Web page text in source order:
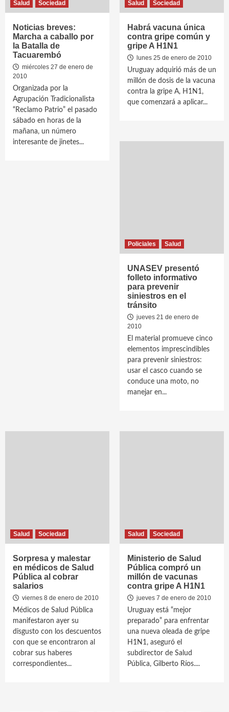
Salud Sociedad
Noticias breves:
Marcha a caballo por
la Batalla de
Tacuarembó
miércoles 27 de enero de
2010
Organizada por la
Agrupación Tradicionalista
“Reclamo Patrio” el pasado
sábado en horas de la
mañana, un número
interesante de jinetes...
Salud Sociedad
Habrá vacuna única
contra gripe común y
gripe A H1N1
lunes 25 de enero de 2010
Uruguay adquirió más de un
millón de dosis de la vacuna
contra la gripe A, H1N1,
que comenzará a aplicar...
Policiales Salud
UNASEV presentó
folleto informativo
para prevenir
siniestros en el
tránsito
jueves 21 de enero de
2010
El material promueve cinco
elementos imprescindibles
para prevenir siniestros:
usar el casco cuando se
conduce una moto, no
manejar en...
Salud Sociedad
Sorpresa y malestar
en médicos de Salud
Pública al cobrar
salarios
viernes 8 de enero de 2010
Médicos de Salud Pública
manifestaron ayer su
disgusto con los descuentos
con que se encontraron al
cobrar sus haberes
correspondientes...
Salud Sociedad
Ministerio de Salud
Pública compró un
millón de vacunas
contra gripe A H1N1
jueves 7 de enero de 2010
Uruguay está “mejor
preparado” para enfrentar
una nueva oleada de gripe
H1N1, aseguró el
subdirector de Salud
Pública, Gilberto Ríos....